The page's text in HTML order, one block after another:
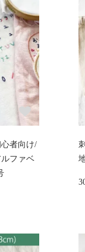
者向け/
ファベ